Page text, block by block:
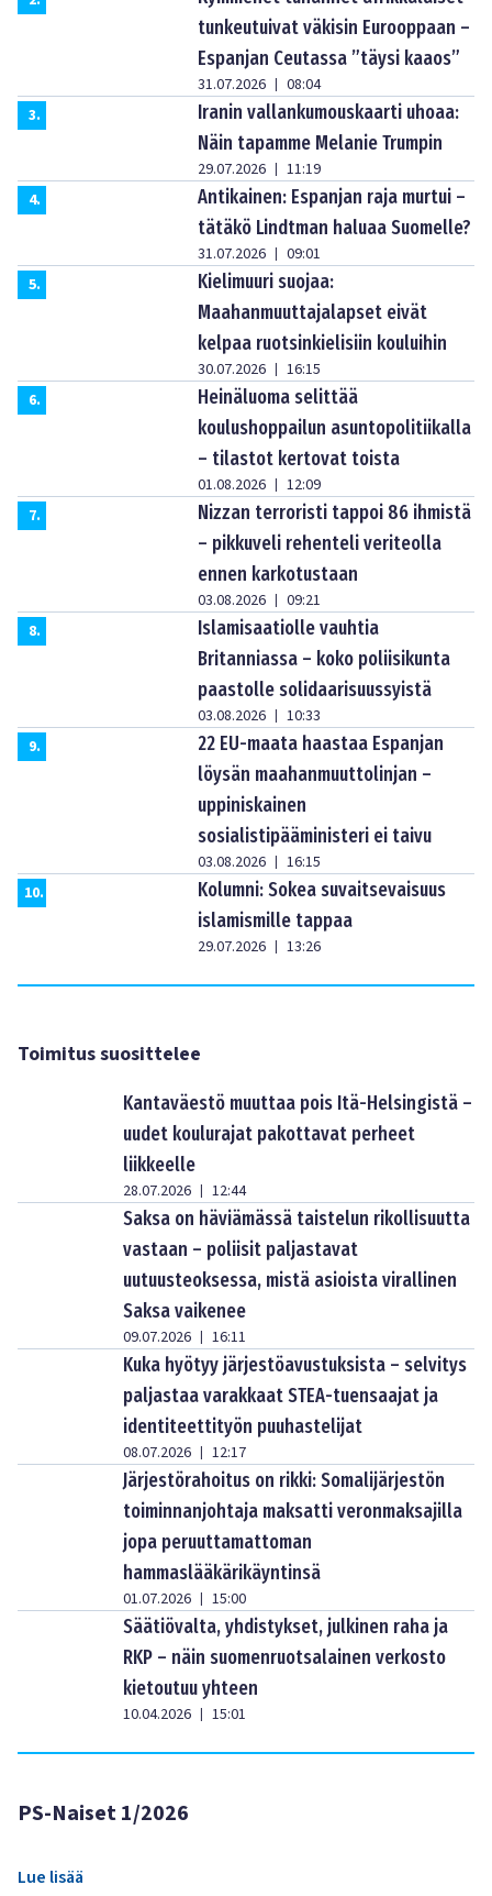
tunkeutuivat väkisin Eurooppaan –
Espanjan Ceutassa ”täysi kaaos”
31.07.2026 | 08:04
3.
Iranin vallankumouskaarti uhoaa:
Näin tapamme Melanie Trumpin
29.07.2026 | 11:19
4.
Antikainen: Espanjan raja murtui –
tätäkö Lindtman haluaa Suomelle?
31.07.2026 | 09:01
5.
Kielimuuri suojaa:
Maahanmuuttajalapset eivät
kelpaa ruotsinkielisiin kouluihin
30.07.2026 | 16:15
6.
Heinäluoma selittää
koulushoppailun asuntopolitiikalla
– tilastot kertovat toista
01.08.2026 | 12:09
7.
Nizzan terroristi tappoi 86 ihmistä
– pikkuveli rehenteli veriteolla
ennen karkotustaan
03.08.2026 | 09:21
8.
Islamisaatiolle vauhtia
Britanniassa – koko poliisikunta
paastolle solidaarisuussyistä
03.08.2026 | 10:33
9.
22 EU-maata haastaa Espanjan
löysän maahanmuuttolinjan –
uppiniskainen
sosialistipääministeri ei taivu
03.08.2026 | 16:15
10.
Kolumni: Sokea suvaitsevaisuus
islamismille tappaa
29.07.2026 | 13:26
Toimitus suosittelee
Kantaväestö muuttaa pois Itä-Helsingistä –
uudet koulurajat pakottavat perheet
liikkeelle
28.07.2026 | 12:44
Saksa on häviämässä taistelun rikollisuutta
vastaan – poliisit paljastavat
uutuusteoksessa, mistä asioista virallinen
Saksa vaikenee
09.07.2026 | 16:11
Kuka hyötyy järjestöavustuksista – selvitys
paljastaa varakkaat STEA-tuensaajat ja
identiteettityön puuhastelijat
08.07.2026 | 12:17
Järjestörahoitus on rikki: Somalijärjestön
toiminnanjohtaja maksatti veronmaksajilla
jopa peruuttamattoman
hammaslääkärikäyntinsä
01.07.2026 | 15:00
Säätiövalta, yhdistykset, julkinen raha ja
RKP – näin suomenruotsalainen verkosto
kietoutuu yhteen
10.04.2026 | 15:01
PS-Naiset 1/2026
Lue lisää